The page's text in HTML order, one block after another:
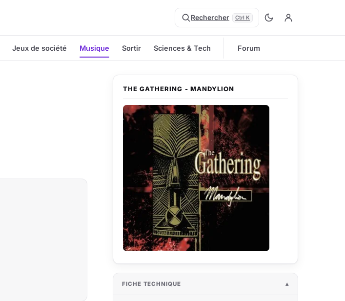
Rechercher Ctrl K
Jeux de société Musique Sortir Sciences & Tech Forum
THE GATHERING - MANDYLION
FICHE TECHNIQUE